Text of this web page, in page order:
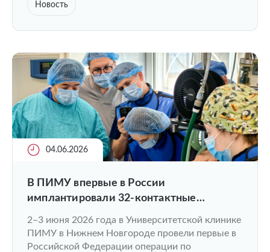
Новость
04.06.2026
В ПИМУ впервые в России
имплантировали 32-контактные
пациентам с травмами и заболеваниями
спинного мозга
2–3 июня 2026 года в Университетской клинике
ПИМУ в Нижнем Новгороде провели первые в
Российской Федерации операции по